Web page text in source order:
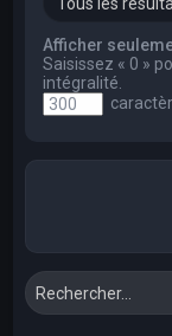
Afficher
Saisissez « 0 »
intégralité.